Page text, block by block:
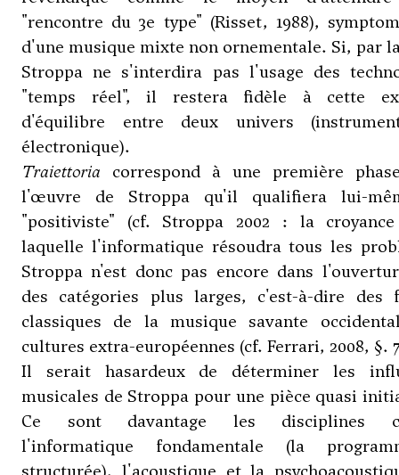
"rencontre du 3e type" (Risset, 1988),
d'une musique mixte non ornementale. Si, par
Stroppa ne s'interdira pas l'usage des
"temps réel", il restera fidèle à cette
d'équilibre entre deux univers
électronique).
Traiettoria correspond à une première
l'œuvre de Stroppa qu'il qualifiera lui-
"positiviste" (cf. Stroppa 2002 : la
laquelle l'informatique résoudra tous les
Stroppa n'est donc pas encore dans
des catégories plus larges, c'est-à-dire des
classiques de la musique savante
cultures extra-européennes (cf. Ferrari, 2008, §.
Il serait hasardeux de déterminer les
musicales de Stroppa pour une pièce quasi
Ce sont davantage les disciplines
l'informatique fondamentale (la